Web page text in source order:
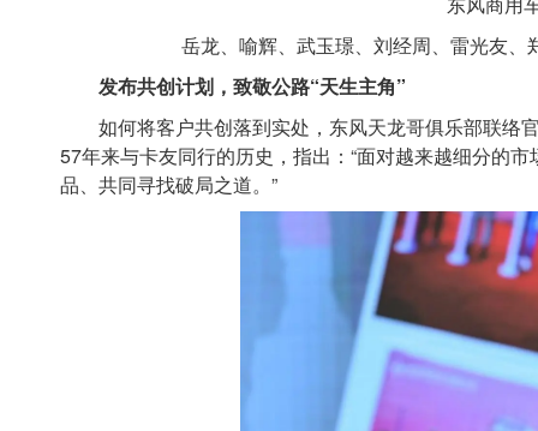
岳龙、喻辉、武玉璟、刘经周、雷光友
发布共创计划，致敬公路“天生主角”
如何将客户共创落到实处，东风天龙哥俱乐部联络官
57年来与卡友同行的历史，指出：“面对越来越细分的
品、共同寻找破局之道。”